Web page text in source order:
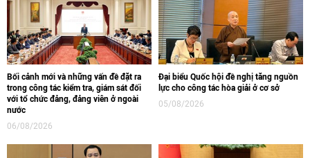
Bối cảnh mới và những vấn đề đặt ra
trong công tác kiểm tra, giám sát đối
với tổ chức đảng, đảng viên ở ngoài
nước
06/08/2026
Đại biểu Quốc hội đề nghị tăng nguồn
lực cho công tác hòa giải ở cơ sở
05/08/2026